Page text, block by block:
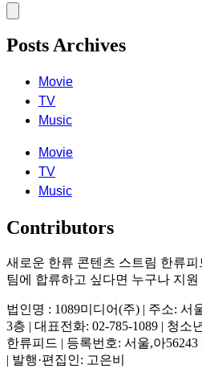
Posts Archives
Movie
TV
Music
Movie
TV
Music
Contributors
새로운 한류 콘텐츠 스트림 한류
팀에 합류하고 싶다면 누구나 지원
법인명 : 1089미디어(주) | 주소: 서
3층 | 대표전화: 02-785-1089 | 청소
한류피드 | 등록번호: 서울,아56243
| 발행·편집인: 고은비